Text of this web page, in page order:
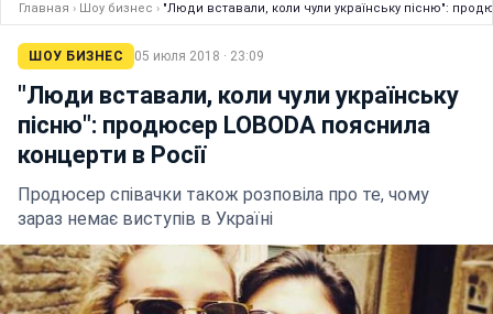
Главная › Шоу бизнес › "Люди вставали, коли чули українську пісню":
ШОУ БИЗНЕС 05 июля 2018 · 23:09
"Люди вставали, коли чули українську
пісню": продюсер LOBODA пояснила
концерти в Росії
Продюсер співачки також розповіла про те, чому
зараз немає виступів в Україні